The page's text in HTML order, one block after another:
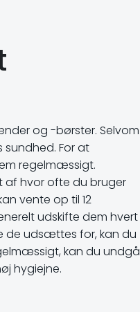
og -børster. Selvom
For at
regelmæssigt.
af hvor ofte du bruger
vente op til 12
udskifte dem hvert
de udsættes for, kan du
kan du undgå
hygiejne.